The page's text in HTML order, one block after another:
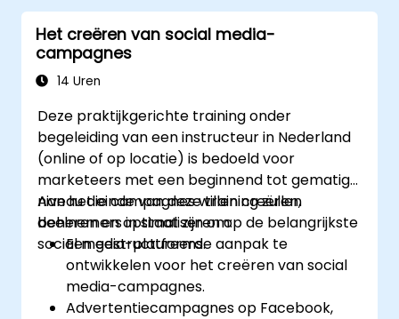
Het creëren van social media-
campagnes
14 Uren
Deze praktijkgerichte training onder
begeleiding van een instructeur in Nederland
(online of op locatie) is bedoeld voor
marketeers met een beginnend tot gematigd
niveau die campagnes willen creëren,
beheren en optimaliseren op de belangrijkste
social media-platforms.
Aan het einde van deze training zullen
deelnemers in staat zijn om:
Een gestructureerde aanpak te
ontwikkelen voor het creëren van social
media-campagnes.
Advertentiecampagnes op Facebook,